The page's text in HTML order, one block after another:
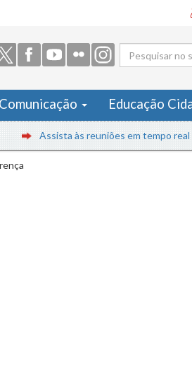
de
Comunicação Educação
Assista às reuniões em tempo real